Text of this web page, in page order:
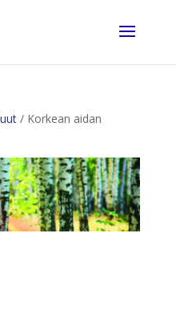
/ Korkean aidan